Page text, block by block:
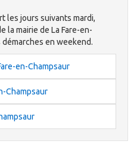
les jours suivants mardi,
la mairie de La Fare-en-
en weekend.
en-Champsaur
Champsaur